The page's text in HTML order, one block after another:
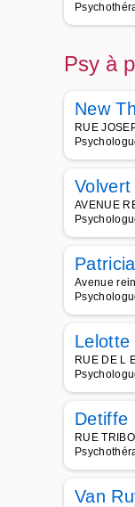
Psy à
New
RUE
Volvert
AVENUE
Avenue
Lelotte
RUE DE L
Detiffe
RUE
Van